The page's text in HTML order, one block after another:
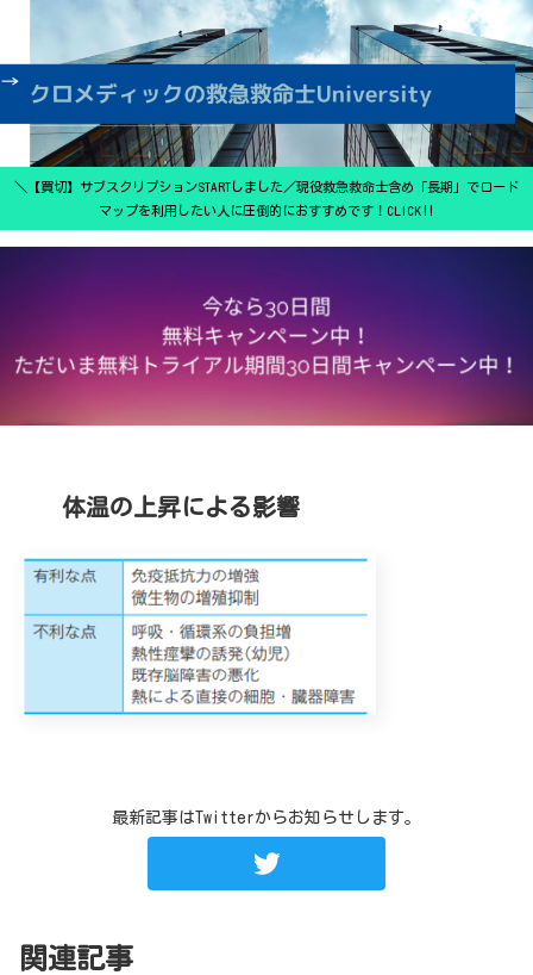
＼【買切】サブスクリプションSTARTしました／現役救急救命士含め「長期」でロード
マップを利用したい人に圧倒的におすすめです！CLICK‼
体温の上昇による影響
最新記事はTwitterからお知らせします。
関連記事